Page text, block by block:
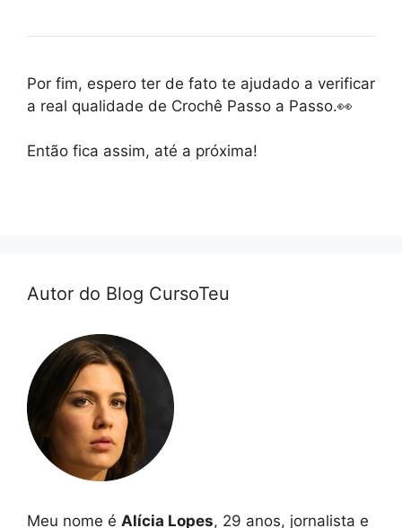
Por fim, espero ter de fato te ajudado a verificar
a real qualidade de Crochê Passo a Passo.👀
Então fica assim, até a próxima!
Autor do Blog CursoTeu
Meu nome é Alícia Lopes, 29 anos, jornalista e